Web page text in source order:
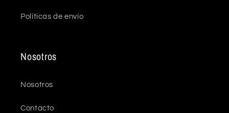
Políticas de envío
Nosotros
Nosotros
Contacto